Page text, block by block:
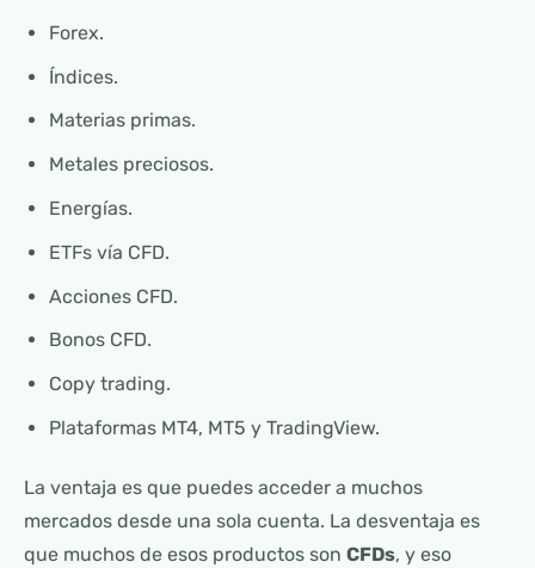
Forex.
Índices.
Materias primas.
Metales preciosos.
Energías.
ETFs vía CFD.
Acciones CFD.
Bonos CFD.
Copy trading.
Plataformas MT4, MT5 y TradingView.
La ventaja es que puedes acceder a muchos
mercados desde una sola cuenta. La desventaja es
que muchos de esos productos son CFDs, y eso